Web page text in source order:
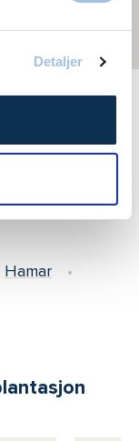
Detaljer
Hamar